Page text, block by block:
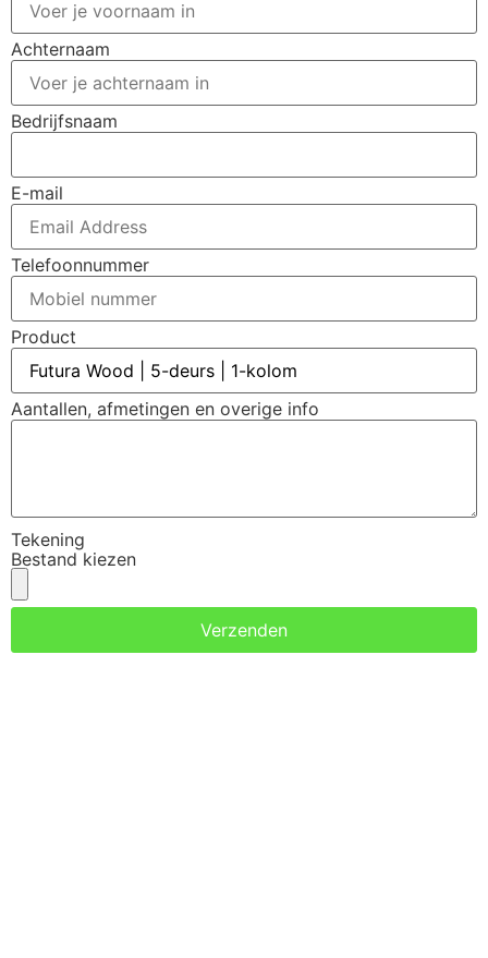
Achternaam
Bedrijfsnaam
E-mail
Telefoonnummer
Product
Aantallen, afmetingen en overige info
Tekening
Bestand kiezen
Verzenden